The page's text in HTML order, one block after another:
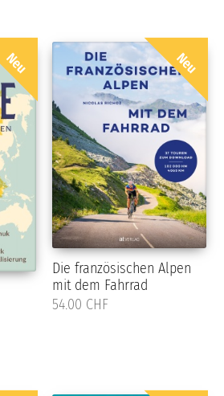
Neu Neu
Die französischen Alpen
mit dem Fahrrad
54.00 CHF